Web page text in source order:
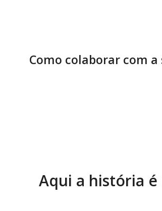
Como colaborar com
Aqui a história